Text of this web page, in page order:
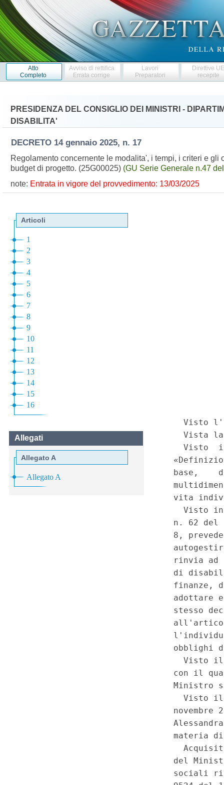
Atto
Completo
Avviso di rettifica
Errata corrige
Lavori
Preparatori
Direttive
recepite
PRESIDENZA DEL CONSIGLIO DEI MINISTRI -
DISABILITA'
DECRETO 14 gennaio 2025, n. 17
Regolamento concernente le modalita', i tempi, i criteri e
budget di progetto. (25G00025) (GU Serie Generale n.47
note: Entrata in vigore del provvedimento: 13/03/2025